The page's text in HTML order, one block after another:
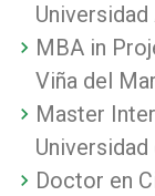
MBA in
Viña del Mar
Master
Universidad
Doctor en